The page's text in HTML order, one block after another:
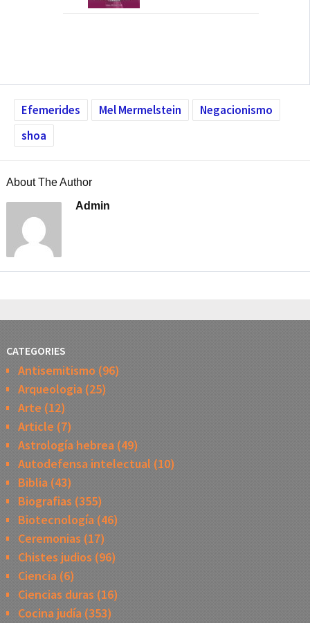
Efemerides Mel Mermelstein
Negacionismo
shoa
About The Author
Admin
CATEGORIES
Antisemitismo (96)
Arqueologia(25)
Arte (12)
Article (7)
Astrología hebrea(49)
Autodefensa intelectual (10)
Biblia(43)
Biografias (355)
Biotecnología(46)
Ceremonias (17)
Chistes judios (96)
Ciencia(6)
Ciencias duras (16)
Cocina judía(353)